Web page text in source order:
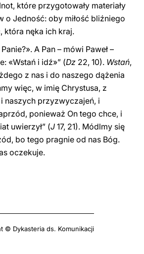
które przygotowały materiały
o Jedność: oby miłość bliźniego
która nęka ich kraj.
A Pan – mówi Paweł –
«Wstań i idź»” (Dz 22, 10). Wstań,
z nas i do naszego dążenia
więc, w imię Chrystusa, z
naszych przyzwyczajeń, i
ponieważ On tego chce, i
uwierzył” (J 17, 21). Módlmy się
bo tego pragnie od nas Bóg.
oczekuje.
© Dykasteria ds. Komunikacji